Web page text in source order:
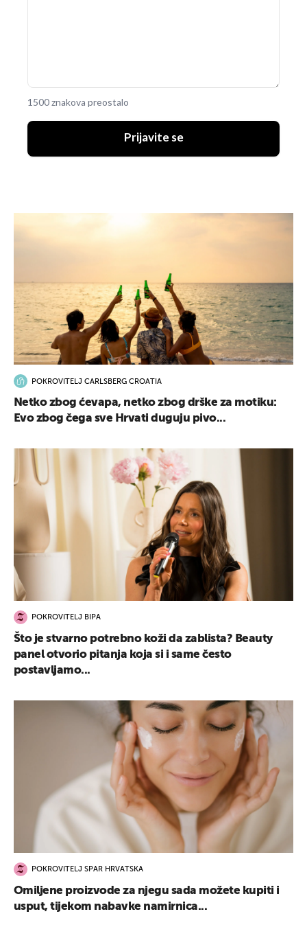
1500 znakova preostalo
Prijavite se
POKROVITELJ CARLSBERG CROATIA
Netko zbog ćevapa, netko zbog drške za motiku:
Evo zbog čega sve Hrvati duguju pivo...
POKROVITELJ BIPA
Što je stvarno potrebno koži da zablista? Beauty
panel otvorio pitanja koja si i same često
postavljamo...
POKROVITELJ SPAR HRVATSKA
Omiljene proizvode za njegu sada možete kupiti i
usput, tijekom nabavke namirnica...